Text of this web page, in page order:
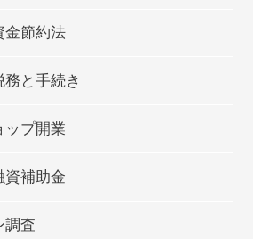
金節約法
と手続き
ップ開業
資補助金
調査